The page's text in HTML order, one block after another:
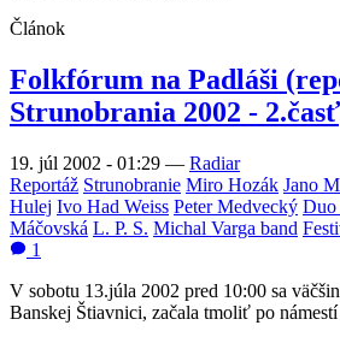
Článok
Folkfórum na Padláši
Strunobrania 2002 -
19. júl 2002 - 01:29 — Radiar
Reportáž Strunobranie Miro Hozák Jano
Hulej Ivo Had Weiss Peter Medvecký Duo
Máčovská L. P. S. Michal Varga band
1
V sobotu 13.júla 2002 pred 10:00 sa
Banskej Štiavnici, začala tmoliť po